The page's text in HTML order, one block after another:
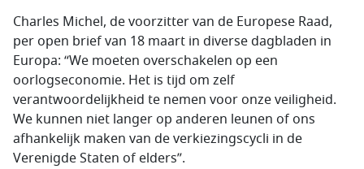
Charles Michel, de voorzitter van de Europese Raad,
per open brief van 18 maart in diverse dagbladen in
Europa: “We moeten overschakelen op een
oorlogseconomie. Het is tijd om zelf
verantwoordelijkheid te nemen voor onze veiligheid.
We kunnen niet langer op anderen leunen of ons
afhankelijk maken van de verkiezingscycli in de
Verenigde Staten of elders”.